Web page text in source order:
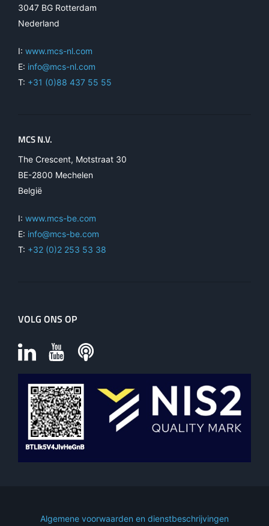
3047 BG Rotterdam
Nederland
I: www.mcs-nl.com
E: info@mcs-nl.com
T: +31 (0)88 437 55 55
MCS N.V.
The Crescent, Motstraat 30
BE-2800 Mechelen
België
I: www.mcs-be.com
E: info@mcs-be.com
T: +32 (0)2 253 53 38
VOLG ONS OP
Algemene voorwaarden en dienstbeschrijvingen